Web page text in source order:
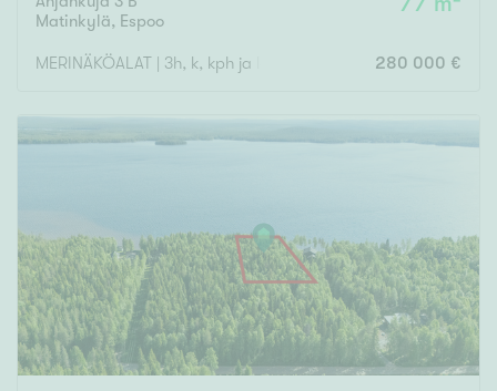
Matinkylä, Espoo
MERINÄKÖALAT | 3h, k, kph ja las. parveke 280 000 €